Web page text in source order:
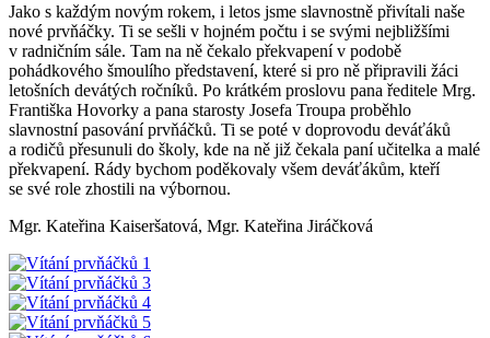
Jako s každým novým rokem, i letos jsme slavnostně přivítali naše
nové prvňáčky. Ti se sešli v hojném počtu i se svými nejbližšími
v radničním sále. Tam na ně čekalo překvapení v podobě
pohádkového šmoulího představení, které si pro ně připravili žáci
letošních devátých ročníků. Po krátkém proslovu pana ředitele Mrg.
Františka Hovorky a pana starosty Josefa Troupa proběhlo
slavnostní pasování prvňáčků. Ti se poté v doprovodu deváťáků
a rodičů přesunuli do školy, kde na ně již čekala paní učitelka a malé
překvapení. Rády bychom poděkovaly všem deváťákům, kteří
se své role zhostili na výbornou.
Mgr. Kateřina Kaiseršatová, Mgr. Kateřina Jiráčková